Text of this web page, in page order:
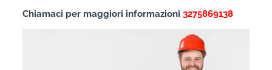
Chiamaci per maggiori informazioni 3275869138